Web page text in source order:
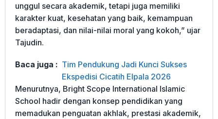
unggul secara akademik, tetapi juga memiliki
karakter kuat, kesehatan yang baik, kemampuan
beradaptasi, dan nilai-nilai moral yang kokoh,” ujar
Tajudin.
Baca juga : Tim Pendukung Jadi Kunci Sukses
Ekspedisi Cicatih Elpala 2026
Menurutnya, Bright Scope International Islamic
School hadir dengan konsep pendidikan yang
memadukan penguatan akhlak, prestasi akademik,